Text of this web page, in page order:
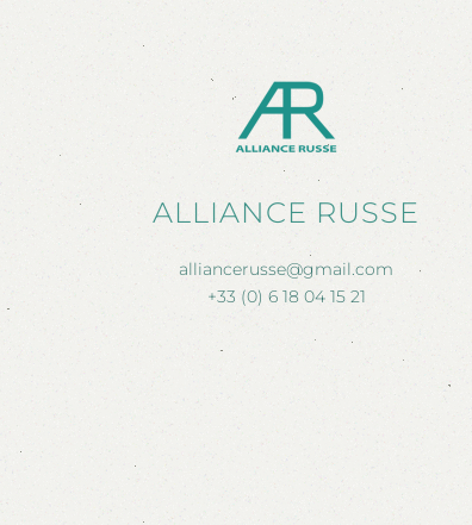
ALLIANCE RUSSE
alliancerusse@gmail.com
+33 (0) 6 18 04 15 21